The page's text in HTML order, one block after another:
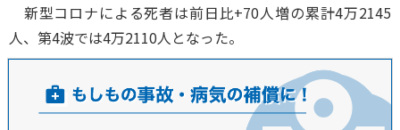
新型コロナによる死者は前日比+70人増の累計4万2145
人、第4波では4万2110人となった。